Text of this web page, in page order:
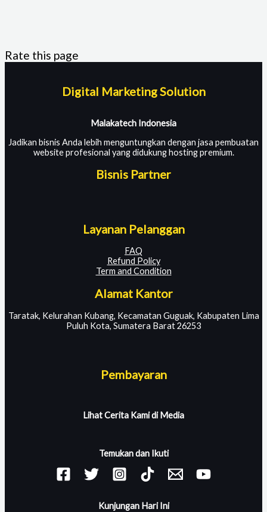
Rate this page
Digital Marketing Solution
Malakatech Indonesia
Jadikan bisnis Anda lebih menguntungkan dengan jasa pembuatan
website profesional yang didukung hosting premium.
Bisnis Partner
Layanan Pelanggan
FAQ
Refund Policy
Term and Condition
Alamat Kantor
Taratak, Kelurahan Kubang, Kecamatan Guguak, Kabupaten Lima
Puluh Kota, Sumatera Barat 26253
Pembayaran
Lihat Cerita Kami di Media
Temukan dan Ikuti
Kunjungan Hari Ini